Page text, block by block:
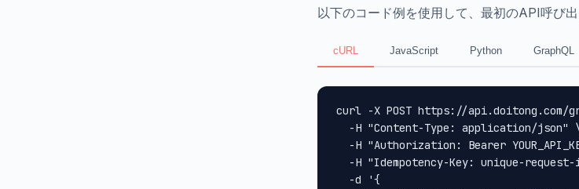
以下のコード例を使用して、最初のAPI呼び出
cURL JavaScript Python GraphQL
curl -X POST https://api.doitong.com/
-H "Content-Type: application/json"
-H "Authorization: Bearer
-H "Idempotency-Key: unique-request-
  -d '{